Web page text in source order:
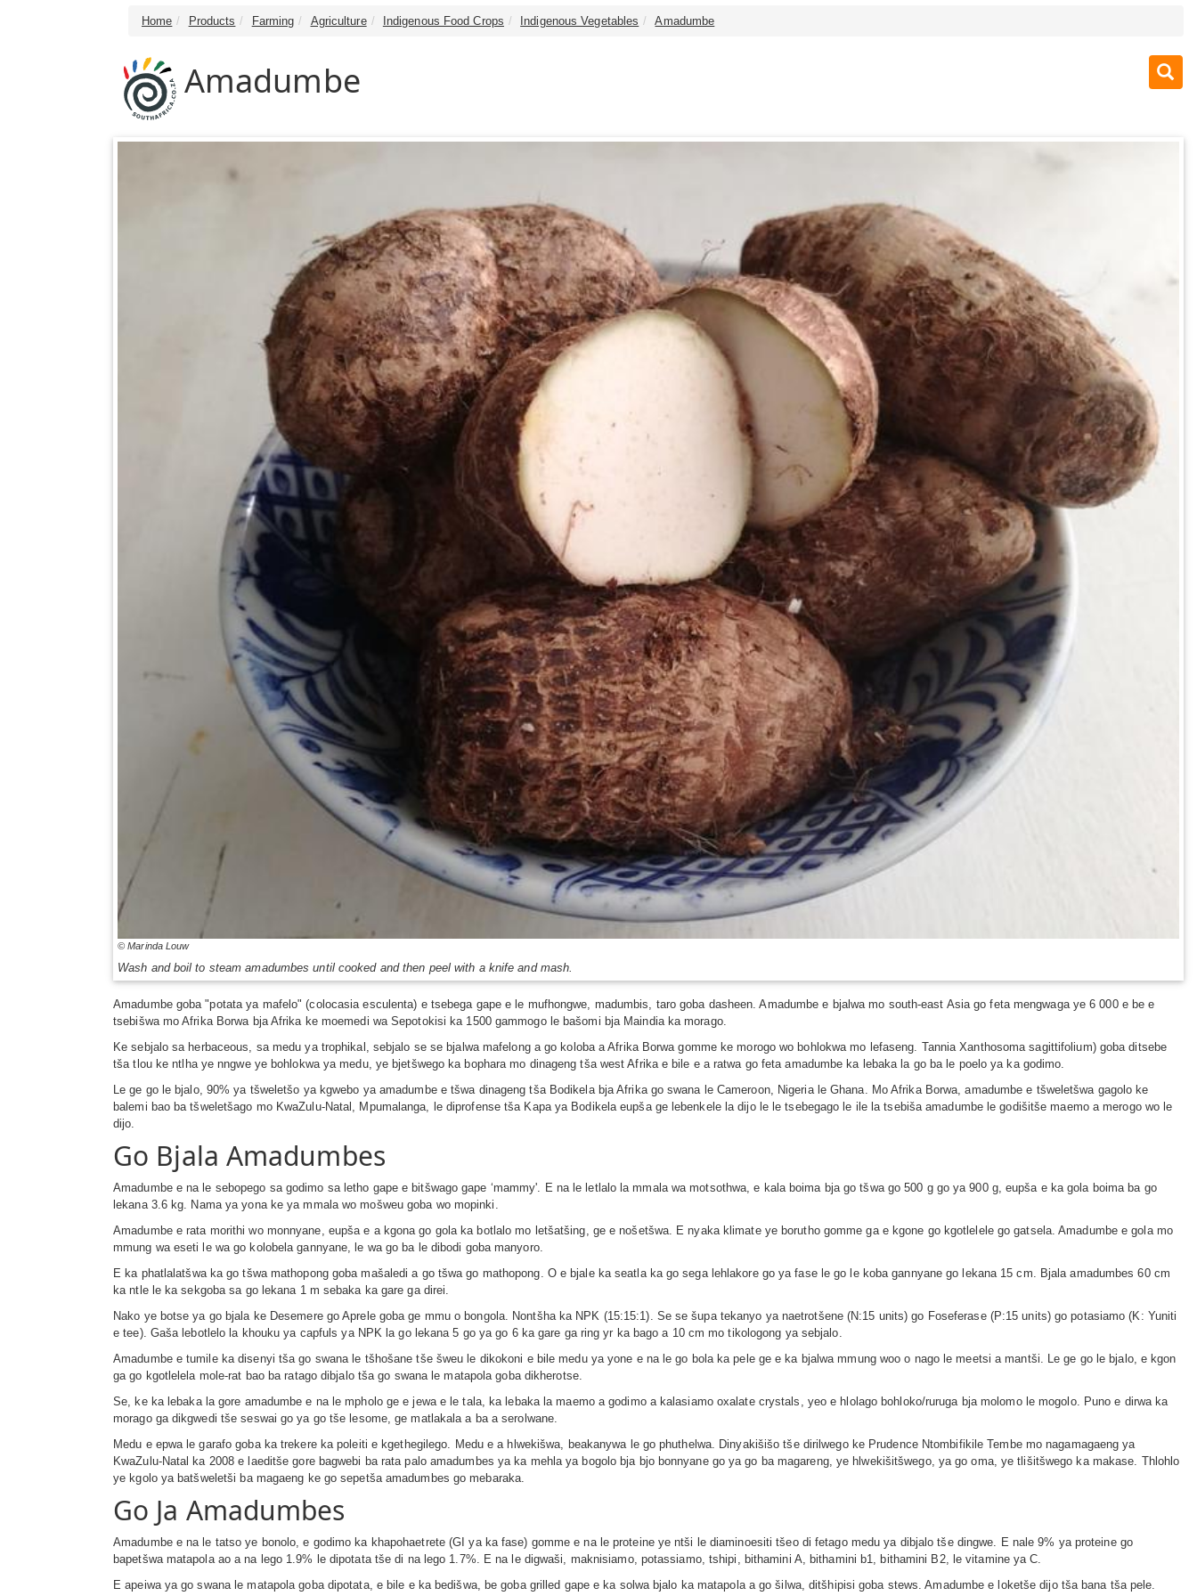
Home Products Farming Agriculture Indigenous Food Crops Indigenous Vegetables Amadumbe
Amadumbe
© Marinda Louw
Wash and boil to steam amadumbes until cooked and then peel with a knife and mash.
Amadumbe goba "potata ya mafelo" (colocasia esculenta) e tsebega gape e le mufhongwe, madumbis, taro goba dasheen. Amadumbe e bjalwa mo south-east Asia go feta mengwaga ye 6 000 e be e
tsebišwa mo Afrika Borwa bja Afrika ke moemedi wa Sepotokisi ka 1500 gammogo le bašomi bja Maindia ka morago.
Ke sebjalo sa herbaceous, sa medu ya trophikal, sebjalo se se bjalwa mafelong a go koloba a Afrika Borwa gomme ke morogo wo bohlokwa mo lefaseng. Tannia Xanthosoma sagittifolium) goba ditsebe
tša tlou ke ntlha ye nngwe ye bohlokwa ya medu, ye bjetšwego ka bophara mo dinageng tša west Afrika e bile e a ratwa go feta amadumbe ka lebaka la go ba le poelo ya ka godimo.
Le ge go le bjalo, 90% ya tšweletšo ya kgwebo ya amadumbe e tšwa dinageng tša Bodikela bja Afrika go swana le Cameroon, Nigeria le Ghana. Mo Afrika Borwa, amadumbe e tšweletšwa gagolo ke
balemi bao ba tšweletšago mo KwaZulu-Natal, Mpumalanga, le diprofense tša Kapa ya Bodikela eupša ge lebenkele la dijo le le tsebegago le ile la tsebiša amadumbe le godišitše maemo a merogo wo le
dijo.
Go Bjala Amadumbes
Amadumbe e na le sebopego sa godimo sa letho gape e bitšwago gape ‘mammy'. E na le letlalo la mmala wa motsothwa, e kala boima bja go tšwa go 500 g go ya 900 g, eupša e ka gola boima ba go
lekana 3.6 kg. Nama ya yona ke ya mmala wo mošweu goba wo mopinki.
Amadumbe e rata morithi wo monnyane, eupša e a kgona go gola ka botlalo mo letšatšing, ge e nošetšwa. E nyaka klimate ye borutho gomme ga e kgone go kgotlelele go gatsela. Amadumbe e gola mo
mmung wa eseti le wa go kolobela gannyane, le wa go ba le dibodi goba manyoro.
E ka phatlalatšwa ka go tšwa mathopong goba mašaledi a go tšwa go mathopong. O e bjale ka seatla ka go sega lehlakore go ya fase le go le koba gannyane go lekana 15 cm. Bjala amadumbes 60 cm
ka ntle le ka sekgoba sa go lekana 1 m sebaka ka gare ga direi.
Nako ye botse ya go bjala ke Desemere go Aprele goba ge mmu o bongola. Nontšha ka NPK (15:15:1). Se se šupa tekanyo ya naetrotšene (N:15 units) go Foseferase (P:15 units) go potasiamo (K: Yuniti
e tee). Gaša lebotlelo la khouku ya capfuls ya NPK la go lekana 5 go ya go 6 ka gare ga ring yr ka bago a 10 cm mo tikologong ya sebjalo.
Amadumbe e tumile ka disenyi tša go swana le tšhošane tše šweu le dikokoni e bile medu ya yone e na le go bola ka pele ge e ka bjalwa mmung woo o nago le meetsi a mantši. Le ge go le bjalo, e kgon
ga go kgotlelela mole-rat bao ba ratago dibjalo tša go swana le matapola goba dikherotse.
Se, ke ka lebaka la gore amadumbe e na le mpholo ge e jewa e le tala, ka lebaka la maemo a godimo a kalasiamo oxalate crystals, yeo e hlolago bohloko/ruruga bja molomo le mogolo. Puno e dirwa ka
morago ga dikgwedi tše seswai go ya go tše lesome, ge matlakala a ba a serolwane.
Medu e epwa le garafo goba ka trekere ka poleiti e kgethegilego. Medu e a hlwekišwa, beakanywa le go phuthelwa. Dinyakišišo tše dirilwego ke Prudence Ntombifikile Tembe mo nagamagaeng ya
KwaZulu-Natal ka 2008 e laeditše gore bagwebi ba rata palo amadumbes ya ka mehla ya bogolo bja bjo bonnyane go ya go ba magareng, ye hlwekišitšwego, ya go oma, ye tlišitšwego ka makase. Thlohlo
ye kgolo ya batšweletši ba magaeng ke go sepetša amadumbes go mebaraka.
Go Ja Amadumbes
Amadumbe e na le tatso ye bonolo, e godimo ka khapohaetrete (GI ya ka fase) gomme e na le proteine ye ntši le diaminoesiti tšeo di fetago medu ya dibjalo tše dingwe. E nale 9% ya proteine go
bapetšwa matapola ao a na lego 1.9% le dipotata tše di na lego 1.7%. E na le digwaši, maknisiamo, potassiamo, tshipi, bithamini A, bithamini b1, bithamini B2, le vitamine ya C.
E apeiwa ya go swana le matapola goba dipotata, e bile e ka bedišwa, be goba grilled gape e ka solwa bjalo ka matapola a go šilwa, ditšhipisi goba stews. Amadumbe e loketše dijo tša bana tša pele.